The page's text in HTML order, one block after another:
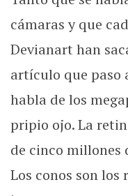
cámaras y que
Devianart han
artículo que paso
habla de los
pripio ojo. La
de cinco millones
Los conos son los